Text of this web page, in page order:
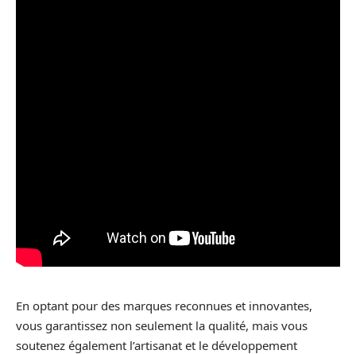
En optant pour des marques reconnues et innovantes,
vous garantissez non seulement la qualité, mais vous
soutenez également l’artisanat et le développement